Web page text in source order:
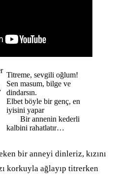
Titreme, sevgili oğlum!
Sen masum, bilge ve
dindarsın.
Elbet böyle bir genç, en
iyisini yapar
Bir annenin kederli
kalbini rahatlatır…
bir anneyi dinleriz, kızını
korkuyla ağlayıp titrerken